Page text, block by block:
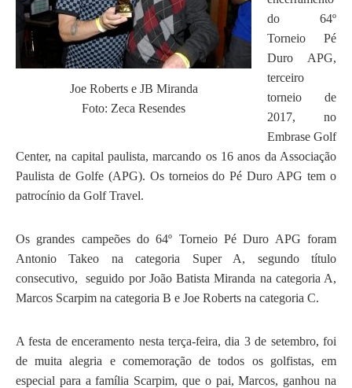
Joe Roberts e JB Miranda
Foto: Zeca Resendes
do 64º
Torneio Pé
Duro APG,
terceiro
torneio de
2017, no
Embrase Golf
Center, na capital paulista, marcando os 16 anos da Associação
Paulista de Golfe (APG). Os torneios do Pé Duro APG tem o
patrocínio da Golf Travel.
Os grandes campeões do 64º Torneio Pé Duro APG foram
Antonio Takeo na categoria Super A, segundo título
consecutivo, seguido por João Batista Miranda na categoria A,
Marcos Scarpim na categoria B e Joe Roberts na categoria C.
A festa de enceramento nesta terça-feira, dia 3 de setembro, foi
de muita alegria e comemoração de todos os golfistas, em
especial para a família Scarpim, que o pai, Marcos, ganhou na